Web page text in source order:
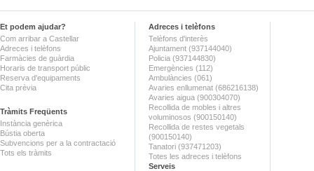
Et podem ajudar?
Com arribar a Castellar
Adreces i telèfons
Farmàcies de guàrdia
Horaris de transport públic
Reserva d'equipaments
Cita prèvia
Tràmits Freqüents
Instància genèrica
Bústia oberta
Subvencions per a la contractació
Tots els tràmits
Adreces i telèfons
Telèfons d'interès
Ajuntament (937144040)
Policia (937144830)
Emergències (112)
Ambulàncies (061)
Avaries enllumenat (686216138)
Avaries aigua (900304070)
Recollida de mobles i altres
voluminosos (900150140)
Recollida de restes vegetals
(900150140)
Tanatori (937471203)
Totes les adreces i telèfons
Serveis